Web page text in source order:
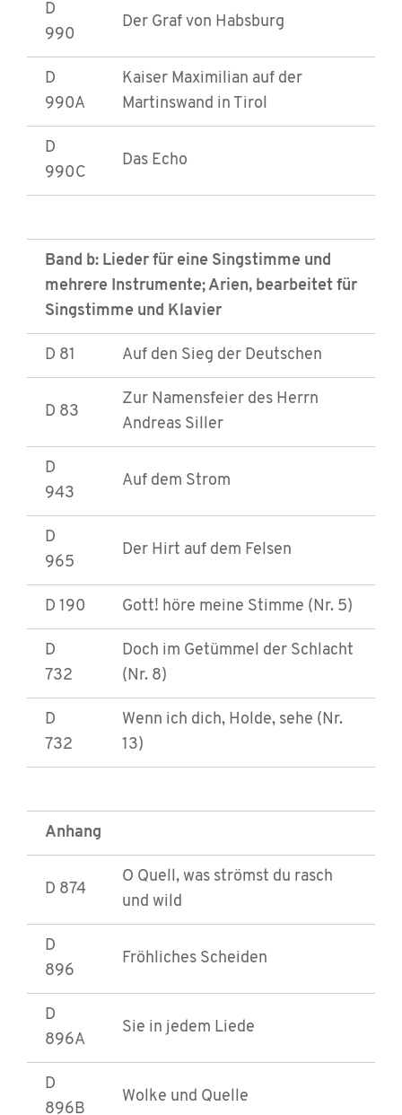
D
990
Der Graf von Habsburg
D
990A
Kaiser Maximilian auf der
Martinswand in Tirol
D
990C
Das Echo
Band b: Lieder für eine Singstimme und
mehrere Instrumente; Arien, bearbeitet für
Singstimme und Klavier
D 81 Auf den Sieg der Deutschen
D 83
Zur Namensfeier des Herrn
Andreas Siller
D
943
Auf dem Strom
D
965
Der Hirt auf dem Felsen
D 190 Gott! höre meine Stimme (Nr. 5)
D
732
Doch im Getümmel der Schlacht
(Nr. 8)
D
732
Wenn ich dich, Holde, sehe (Nr.
13)
Anhang
D 874
O Quell, was strömst du rasch
und wild
D
896
Fröhliches Scheiden
D
896A
Sie in jedem Liede
D
896B
Wolke und Quelle